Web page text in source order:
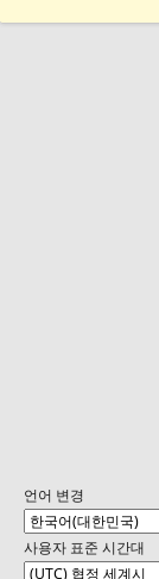
언어 변경
사용자 표준 시간대